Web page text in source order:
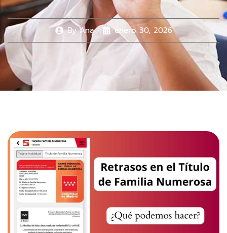
ByAna enero 30, 2026